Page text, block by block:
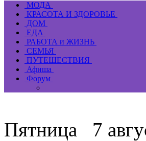
МОДА
КРАСОТА И ЗДОРОВЬЕ
ДОМ
ЕДА
РАБОТА и ЖИЗНЬ
СЕМЬЯ
ПУТЕШЕСТВИЯ
Афиша
Форум
Пятница 7